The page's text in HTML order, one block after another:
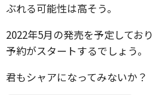
ぶれる可能性は高そう。
2022年5月の発売を予定してお
予約がスタートするでしょう。
君もシャアになってみないか？